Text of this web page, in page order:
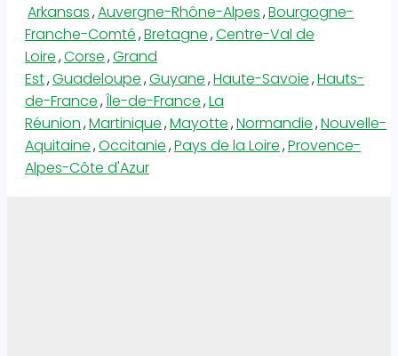
Arkansas,Auvergne-Rhône-Alpes,Bourgogne-
Franche-Comté,Bretagne,Centre-Val de
Loire,Corse,Grand
Est,Guadeloupe,Guyane,Haute-Savoie,Hauts-
de-France,Île-de-France,La
Réunion,Martinique,Mayotte,Normandie,Nouvelle-
Aquitaine,Occitanie,Pays de la Loire,Provence-
Alpes-Côte d'Azur